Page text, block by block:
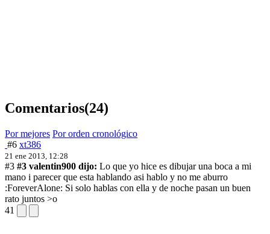
Comentarios(24)
Por mejores Por orden cronológico
#6 xt386
21 ene 2013, 12:28
#3 #3 valentin900 dijo: Lo que yo hice es dibujar una boca a mi
mano i parecer que esta hablando asi hablo y no me aburro
:ForeverAlone: Si solo hablas con ella y de noche pasan un buen
rato juntos >o
41